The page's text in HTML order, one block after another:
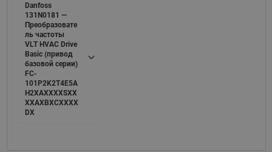
Danfoss
131N0181 —
Преобразовате
ль частоты
VLT HVAC Drive
Basic (привод
базовой серии)
FC-
101P2K2T4E5A
H2XAXXXXSXX
XXAXBXCXXXX
DX